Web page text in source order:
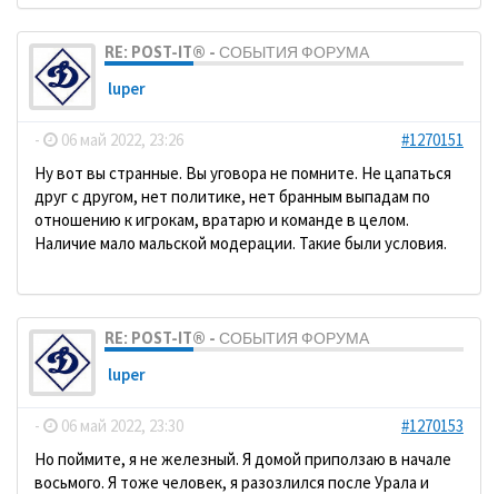
RE: POST-IT® - СОБЫТИЯ ФОРУМА
luper
- 06 май 2022, 23:26
#1270151
Ну вот вы странные. Вы уговора не помните. Не цапаться
друг с другом, нет политике, нет бранным выпадам по
отношению к игрокам, вратарю и команде в целом.
Наличие мало мальской модерации. Такие были условия.
RE: POST-IT® - СОБЫТИЯ ФОРУМА
luper
- 06 май 2022, 23:30
#1270153
Но поймите, я не железный. Я домой приползаю в начале
восьмого. Я тоже человек, я разозлился после Урала и